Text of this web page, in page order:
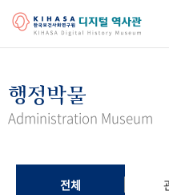
걸어온 길 기관 변천사
정책과 연구 키워드로 보는
행정박물
Administration Museum
전체